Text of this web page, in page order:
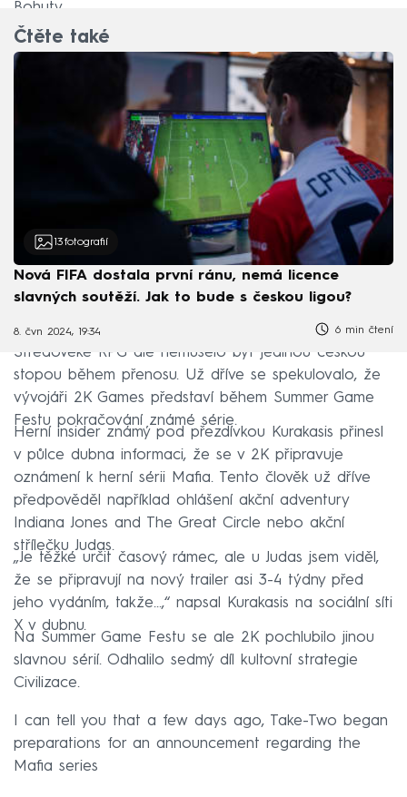
Bohuty.
Čtěte také
13 fotografií
Nová FIFA dostala první ránu, nemá licence
slavných soutěží. Jak to bude s českou ligou?
8. čvn 2024, 19:34 6 min čtení
Středověké RPG ale nemuselo být jedinou českou
stopou během přenosu. Už dříve se spekulovalo, že
vývojáři 2K Games představí během Summer Game
Festu pokračování známé série.
Herní insider známý pod přezdívkou Kurakasis přinesl
v půlce dubna informaci, že se v 2K připravuje
oznámení k herní sérii Mafia. Tento člověk už dříve
předpověděl například ohlášení akční adventury
Indiana Jones and The Great Circle nebo akční
střílečku Judas.
„Je těžké určit časový rámec, ale u Judas jsem viděl,
že se připravují na nový trailer asi 3-4 týdny před
jeho vydáním, takže...,“ napsal Kurakasis na sociální síti
X v dubnu.
Na Summer Game Festu se ale 2K pochlubilo jinou
slavnou sérií. Odhalilo sedmý díl kultovní strategie
Civilizace.
I can tell you that a few days ago, Take-Two began
preparations for an announcement regarding the
Mafia series